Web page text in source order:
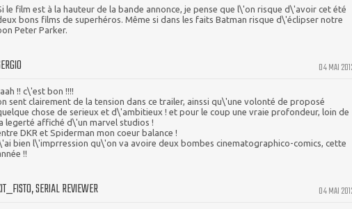
le film est à la hauteur de la bande annonce, je pense que l\'on risque d\'avoir cet été
bons films de superhéros. Même si dans les faits Batman risque d\'éclipser notre
Peter Parker.
04 MAI
!! c\'est bon !!!!
sent clairement de la tension dans ce trailer, ainssi qu\'une volonté de proposé
chose de serieux et d\'ambitieux ! et pour le coup une vraie profondeur, loin de
legerté affiché d\'un marvel studios !
DKR et Spiderman mon coeur balance !
bien l\'imprression qu\'on va avoire deux bombes cinematographico-comics, cette
!!
04 MAI
SERIAL REVIEWER